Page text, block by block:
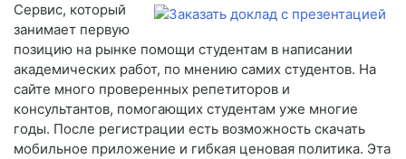
Сервис, который
занимает первую
позицию на рынке помощи студентам в написании
академических работ, по мнению самих студентов. На
сайте много проверенных репетиторов и
консультантов, помогающих студентам уже многие
годы. После регистрации есть возможность скачать
мобильное приложение и гибкая ценовая политика. Эта